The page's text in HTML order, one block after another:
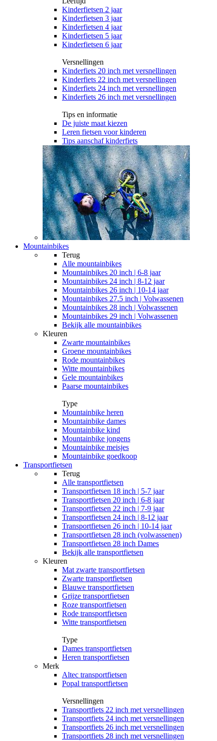
Kinderfietsen 2 jaar
Kinderfietsen 3 jaar
Kinderfietsen 4 jaar
Kinderfietsen 5 jaar
Kinderfietsen 6 jaar
Versnellingen
Kinderfiets 20 inch met versnellingen
Kinderfiets 22 inch met versnellingen
Kinderfiets 24 inch met versnellingen
Kinderfiets 26 inch met versnellingen
Tips en informatie
De juiste maat kiezen
Leren fietsen voor kinderen
Tips aanschaf kinderfiets
Mountainbikes
Terug
Alle mountainbikes
Mountainbikes 20 inch | 6-8 jaar
Mountainbikes 24 inch | 8-12 jaar
Mountainbikes 26 inch | 10-14 jaar
Mountainbikes 27.5 inch | Volwassenen
Mountainbikes 28 inch | Volwassenen
Mountainbikes 29 inch | Volwassenen
Bekijk alle mountainbikes
Kleuren
Zwarte mountainbikes
Groene mountainbikes
Rode mountainbikes
Witte mountainbikes
Gele mountainbikes
Paarse mountainbikes
Type
Mountainbike heren
Mountainbike dames
Mountainbike kind
Mountainbike jongens
Mountainbike meisjes
Mountainbike goedkoop
Transportfietsen
Terug
Alle transportfietsen
Transportfietsen 18 inch | 5-7 jaar
Transportfietsen 20 inch | 6-8 jaar
Transportfietsen 22 inch | 7-9 jaar
Transportfietsen 24 inch | 8-12 jaar
Transportfietsen 26 inch | 10-14 jaar
Transportfietsen 28 inch (volwassenen)
Transportfietsen 28 inch Dames
Bekijk alle transportfietsen
Kleuren
Mat zwarte transportfietsen
Zwarte transportfietsen
Blauwe transportfietsen
Grijze transportfietsen
Roze transportfietsen
Rode transportfietsen
Witte transportfietsen
Type
Dames transportfietsen
Heren transportfietsen
Merk
Altec transportfietsen
Popal transportfietsen
Versnellingen
Transportfiets 22 inch met versnellingen
Transportfiets 24 inch met versnellingen
Transportfiets 26 inch met versnellingen
Transportfiets 28 inch met versnellingen